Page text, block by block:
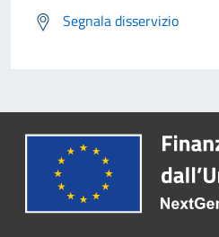
Segnala disservizio